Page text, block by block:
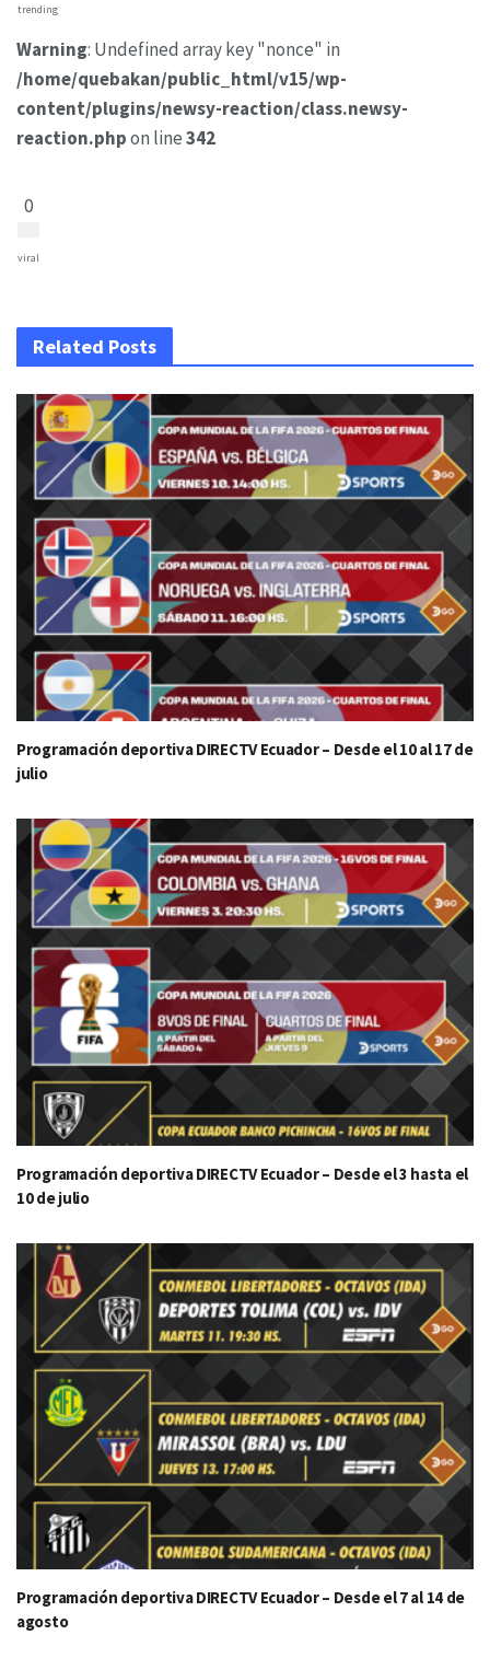
trending
Warning: Undefined array key "nonce" in
/home/quebakan/public_html/v15/wp-
content/plugins/newsy-reaction/class.newsy-
reaction.phpon line342
0
viral
Related Posts
Programación deportiva DIRECTV Ecuador – Desde el 10 al 17 de
julio
Programación deportiva DIRECTV Ecuador – Desde el 3 hasta el
10 de julio
Programación deportiva DIRECTV Ecuador – Desde el 7 al 14 de
agosto